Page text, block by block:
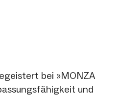
bei »MONZA
und